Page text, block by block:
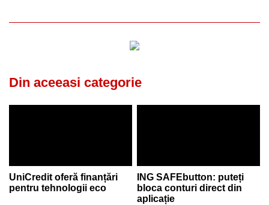
Din aceeasi categorie
UniCredit oferă finanțări
pentru tehnologii eco
ING SAFEbutton: puteți
bloca conturi direct din
aplicație